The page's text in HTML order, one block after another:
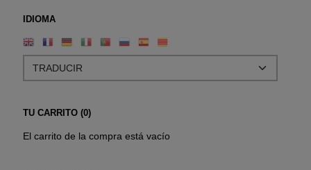
IDIOMA
TU CARRITO (0)
El carrito de la compra está vacío